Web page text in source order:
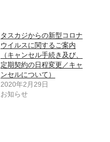
タスカジからの新型コロナ
ウイルスに関するご案内
（キャンセル手続き及び、
定期契約の日程変更／キャ
ンセルについて）
2020年2月29日
お知らせ